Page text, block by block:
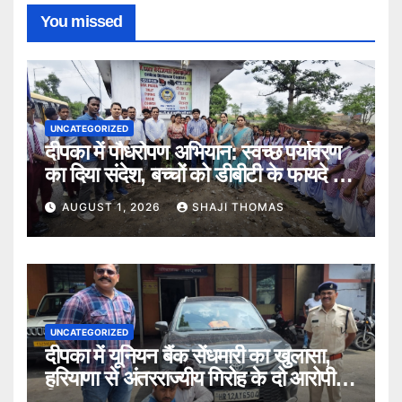
You missed
UNCATEGORIZED
दीपका में पौधरोपण अभियान: स्वच्छ पर्यावरण
का दिया संदेश, बच्चों को डीबीटी के फायदे भी
बताए।
AUGUST 1, 2026 SHAJI THOMAS
UNCATEGORIZED
दीपका में यूनियन बैंक सेंधमारी का खुलासा,
हरियाणा से अंतरराज्यीय गिरोह के दो आरोपी